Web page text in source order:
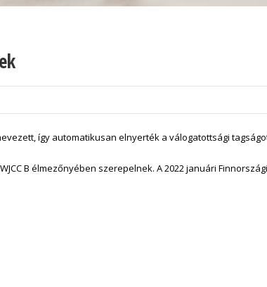
így automatikusan elnyerték a válogatottsági
B élmezőnyében szerepelnek. A 2022 januári